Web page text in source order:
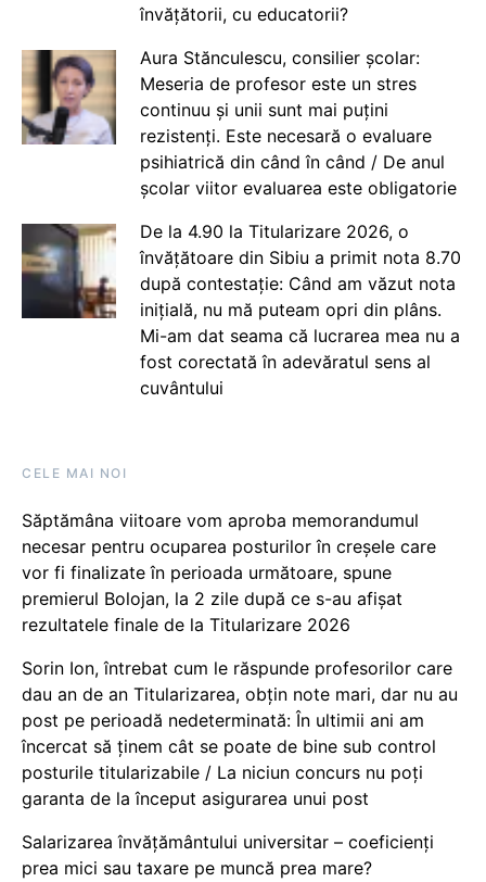
învățătorii, cu educatorii?
Aura Stănculescu, consilier școlar:
Meseria de profesor este un stres
continuu și unii sunt mai puțini
rezistenți. Este necesară o evaluare
psihiatrică din când în când / De anul
școlar viitor evaluarea este obligatorie
De la 4.90 la Titularizare 2026, o
învățătoare din Sibiu a primit nota 8.70
după contestație: Când am văzut nota
inițială, nu mă puteam opri din plâns.
Mi-am dat seama că lucrarea mea nu a
fost corectată în adevăratul sens al
cuvântului
CELE MAI NOI
Săptămâna viitoare vom aproba memorandumul
necesar pentru ocuparea posturilor în creșele care
vor fi finalizate în perioada următoare, spune
premierul Bolojan, la 2 zile după ce s-au afișat
rezultatele finale de la Titularizare 2026
Sorin Ion, întrebat cum le răspunde profesorilor care
dau an de an Titularizarea, obțin note mari, dar nu au
post pe perioadă nedeterminată: În ultimii ani am
încercat să ținem cât se poate de bine sub control
posturile titularizabile / La niciun concurs nu poți
garanta de la început asigurarea unui post
Salarizarea învățământului universitar – coeficienți
prea mici sau taxare pe muncă prea mare?